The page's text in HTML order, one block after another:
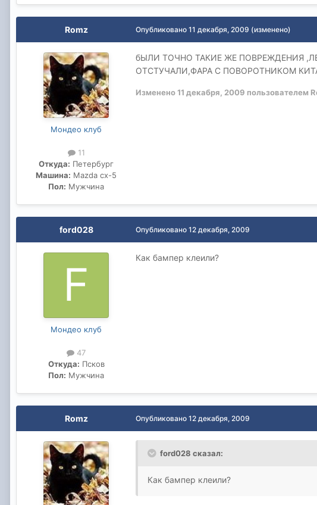
Romz
Мондео клуб
11
Откуда: Петербург
Машина: Mazda cx-5
Пол: Мужчина
Опубликовано 11 декабря, 2009 (изменено)
бЫЛИ ТОЧНО ТАКИЕ ЖЕ ПОВРЕЖДЕНИЯ
ОТСТУЧАЛИ,ФАРА С ПОВОРОТНИКОМ
Изменено11 декабря, 2009 пользователем
ford028
Мондео клуб
47
Откуда: Псков
Пол: Мужчина
Опубликовано 12 декабря, 2009
Как бампер клеили?
Romz Опубликовано 12 декабря, 2009
ford028 сказал:
Как бампер клеили?